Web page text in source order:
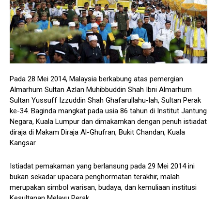
Pada 28 Mei 2014, Malaysia berkabung atas pemergian
Almarhum Sultan Azlan Muhibbuddin Shah Ibni Almarhum
Sultan Yussuff Izzuddin Shah Ghafarullahu-lah, Sultan Perak
ke-34. Baginda mangkat pada usia 86 tahun di Institut Jantung
Negara, Kuala Lumpur dan dimakamkan dengan penuh istiadat
diraja di Makam Diraja Al-Ghufran, Bukit Chandan, Kuala
Kangsar.
Istiadat pemakaman yang berlansung pada 29 Mei 2014 ini
bukan sekadar upacara penghormatan terakhir, malah
merupakan simbol warisan, budaya, dan kemuliaan institusi